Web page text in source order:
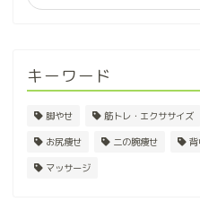
キーワード
脚やせ 筋トレ・エクササイズ
お尻痩せ 二の腕痩せ
マッサージ